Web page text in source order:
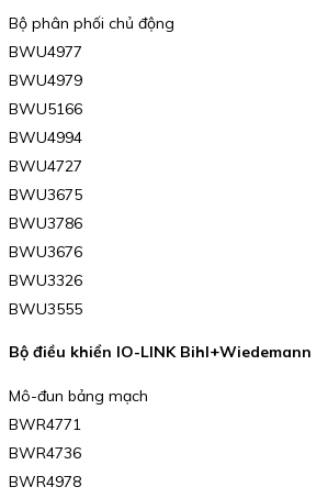
Bộ phân phối chủ động
BWU4977
BWU4979
BWU5166
BWU4994
BWU4727
BWU3675
BWU3786
BWU3676
BWU3326
BWU3555
Bộ điều khiển IO-LINK Bihl+Wiedemann
Mô-đun bảng mạch
BWR4771
BWR4736
BWR4978